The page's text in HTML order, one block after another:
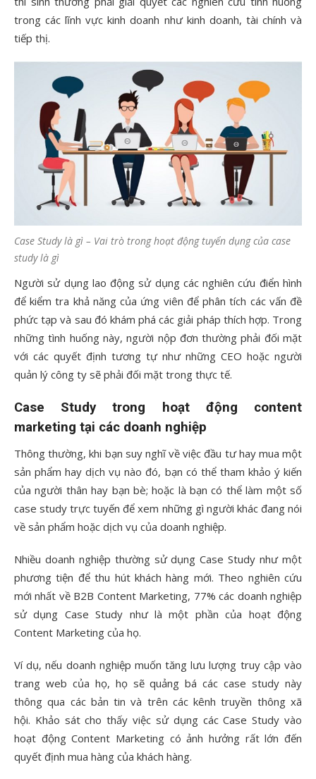
trong các lĩnh vực kinh doanh như kinh doanh, tài chính và
tiếp thị.
Case Study là gì – Vai trò trong hoạt động tuyển dụng của case
study là gì
Người sử dụng lao động sử dụng các nghiên cứu điển hình
để kiểm tra khả năng của ứng viên để phân tích các vấn đề
phức tạp và sau đó khám phá các giải pháp thích hợp. Trong
những tình huống này, người nộp đơn thường phải đối mặt
với các quyết định tương tự như những CEO hoặc người
quản lý công ty sẽ phải đối mặt trong thực tế.
Case Study trong hoạt động content
marketing tại các doanh nghiệp
Thông thường, khi bạn suy nghĩ về việc đầu tư hay mua một
sản phẩm hay dịch vụ nào đó, bạn có thể tham khảo ý kiến
của người thân hay bạn bè; hoặc là bạn có thể làm một số
case study trực tuyến để xem những gì người khác đang nói
về sản phẩm hoặc dịch vụ của doanh nghiệp.
Nhiều doanh nghiệp thường sử dụng Case Study như một
phương tiện để thu hút khách hàng mới. Theo nghiên cứu
mới nhất về B2B Content Marketing, 77% các doanh nghiệp
sử dụng Case Study như là một phần của hoạt động
Content Marketing của họ.
Ví dụ, nếu doanh nghiệp muốn tăng lưu lượng truy cập vào
trang web của họ, họ sẽ quảng bá các case study này
thông qua các bản tin và trên các kênh truyền thông xã
hội. Khảo sát cho thấy việc sử dụng các Case Study vào
hoạt động Content Marketing có ảnh hưởng rất lớn đến
quyết định mua hàng của khách hàng.